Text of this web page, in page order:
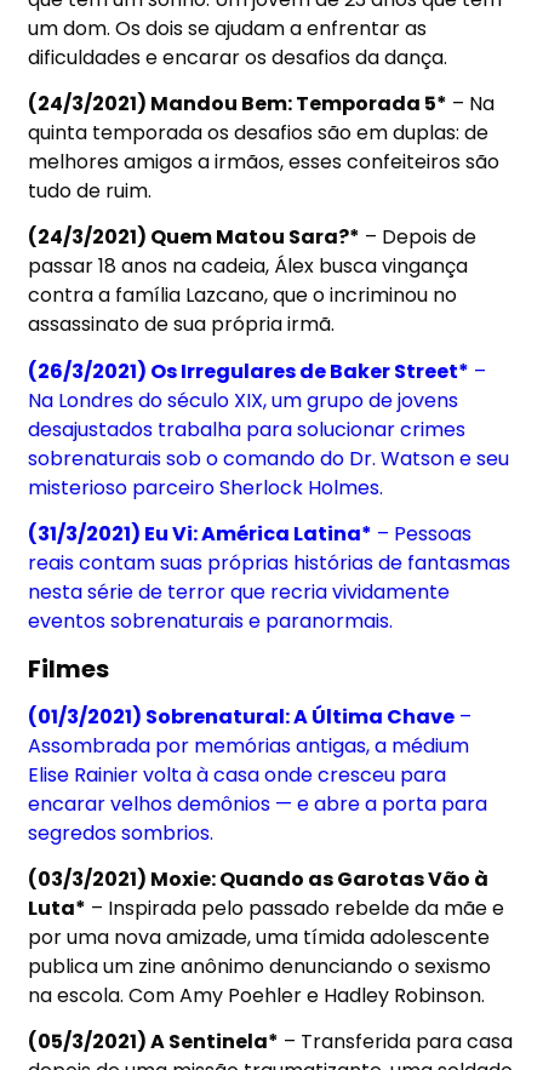
um dom. Os dois se ajudam a enfrentar as
dificuldades e encarar os desafios da dança.
(24/3/2021) Mandou Bem: Temporada 5* – Na
quinta temporada os desafios são em duplas: de
melhores amigos a irmãos, esses confeiteiros são
tudo de ruim.
(24/3/2021) Quem Matou Sara?* – Depois de
passar 18 anos na cadeia, Álex busca vingança
contra a família Lazcano, que o incriminou no
assassinato de sua própria irmã.
(26/3/2021) Os Irregulares de Baker Street* –
Na Londres do século XIX, um grupo de jovens
desajustados trabalha para solucionar crimes
sobrenaturais sob o comando do Dr. Watson e seu
misterioso parceiro Sherlock Holmes.
(31/3/2021) Eu Vi: América Latina* – Pessoas
reais contam suas próprias histórias de fantasmas
nesta série de terror que recria vividamente
eventos sobrenaturais e paranormais.
Filmes
(01/3/2021) Sobrenatural: A Última Chave –
Assombrada por memórias antigas, a médium
Elise Rainier volta à casa onde cresceu para
encarar velhos demônios — e abre a porta para
segredos sombrios.
(03/3/2021) Moxie: Quando as Garotas Vão à
Luta* – Inspirada pelo passado rebelde da mãe e
por uma nova amizade, uma tímida adolescente
publica um zine anônimo denunciando o sexismo
na escola. Com Amy Poehler e Hadley Robinson.
(05/3/2021) A Sentinela* – Transferida para casa